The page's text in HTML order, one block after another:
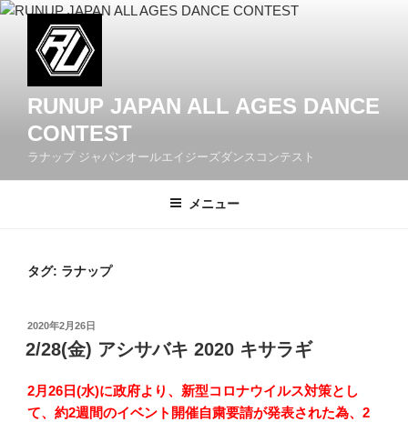
コ
ッ
RUNUP JAPAN ALL AGES DANCE
CONTEST
ラナップ ジャパンオールエイジーズダンスコンテスト
メニュー
タグ: ラナップ
投
稿
日:
2020年2月26日
2/28(金) アシサバキ 2020 キサラギ
2月26日(水)に政府より、新型コロナウイルス対策とし
て、約2週間のイベント開催自粛要請が発表された為、2